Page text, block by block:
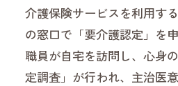
介護保険サービスを利用す
の窓口で「要介護認定」を
職員が自宅を訪問し、心身
定調査」が行われ、主治医